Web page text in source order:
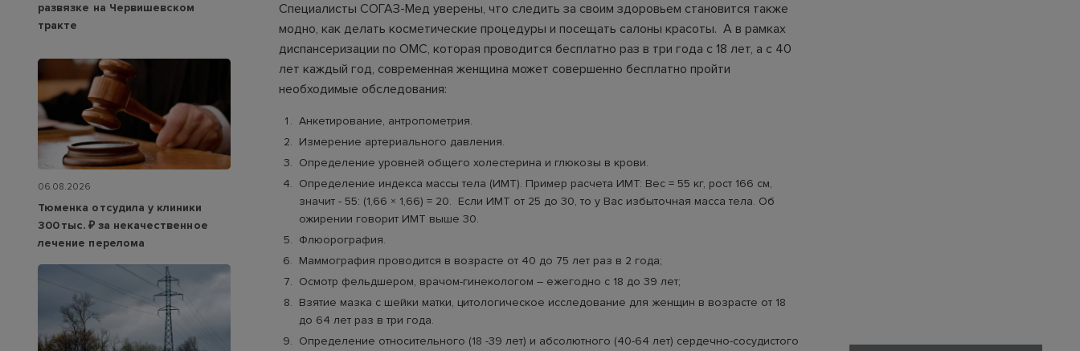
Специалисты СОГАЗ-Мед уверены, что следить за своим здоровьем становится также
модно, как делать косметические процедуры и посещать салоны красоты. А в рамках
диспансеризации по ОМС, которая проводится бесплатно раз в три года с 18 лет, а с 40
лет каждый год, современная женщина может совершенно бесплатно пройти
необходимые обследования:
Анкетирование, антропометрия.
Измерение артериального давления.
Определение уровней общего холестерина и глюкозы в крови.
Определение индекса массы тела (ИМТ). Пример расчета ИМТ: Вес = 55 кг, рост 166 см,
значит - 55: (1,66 × 1,66) = 20. Если ИМТ от 25 до 30, то у Вас избыточная масса тела. Об
ожирении говорит ИМТ выше 30.
Флюорография.
Маммография проводится в возрасте от 40 до 75 лет раз в 2 года;
Осмотр фельдшером, врачом-гинекологом – ежегодно с 18 до 39 лет;
Взятие мазка с шейки матки, цитологическое исследование для женщин в возрасте от 18
до 64 лет раз в три года.
Определение относительного (18 -39 лет) и абсолютного (40-64 лет) сердечно-сосудистого
развязке на Червишевском
тракте
06.08.2026
Тюменка отсудила у клиники
300 тыс. ₽ за некачественное
лечение перелома